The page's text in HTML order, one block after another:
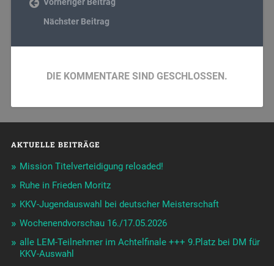
Nächster Beitrag
DIE KOMMENTARE SIND GESCHLOSSEN.
AKTUELLE BEITRÄGE
Mission Titelverteidigung reloaded!
Ruhe in Frieden Moritz
KKV-Jugendauswahl bei deutscher Meisterschaft
Wochenendvorschau 16./17.05.2026
alle LEM-Teilnehmer im Achtelfinale +++ 9.Platz bei DM für
KKV-Auswahl